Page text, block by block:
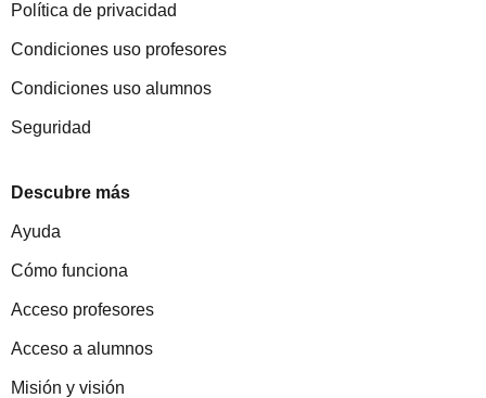
Política de privacidad
Condiciones uso profesores
Condiciones uso alumnos
Seguridad
Descubre más
Ayuda
Cómo funciona
Acceso profesores
Acceso a alumnos
Misión y visión